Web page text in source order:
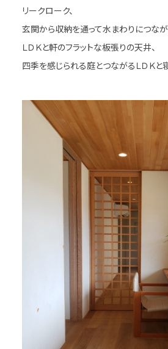
リークローク、
玄関から収納を通って水まわりにつなが
ＬＤＫと軒のフラットな板張りの天井、
四季を感じられる庭とつながるＬＤＫと